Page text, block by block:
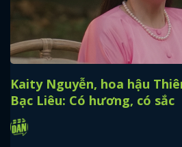
Kaity Nguyễn, hoa hậu
Bạc Liêu: Có hương, có sắc